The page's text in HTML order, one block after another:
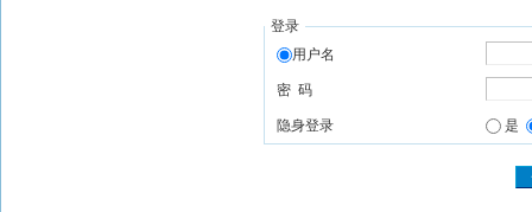
登录
用户名
密 码
隐身登录 是